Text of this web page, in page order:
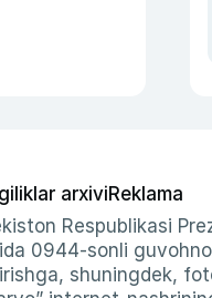
arxiviReklama
Respublikasi
0944-sonli
shuningdek,